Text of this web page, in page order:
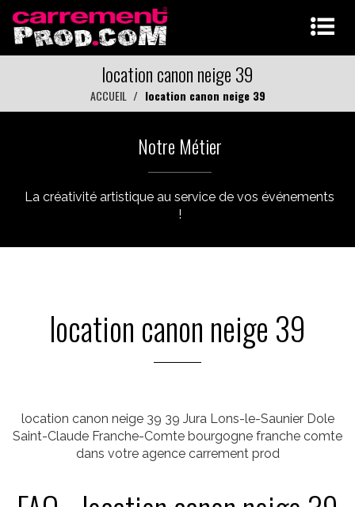
location canon neige 39
ACCUEIL location canon neige 39
Notre Métier
La créativité artistique au service de vos événements
!
location canon neige 39
location canon neige 39 39 Jura Lons-le-Saunier Dole
Saint-Claude Franche-Comte bourgogne franche comte
dans votre agence carrement prod